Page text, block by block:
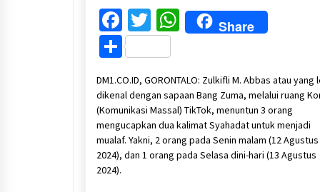
Facebook
Twitter
WhatsApp
Share
Share
DM1.CO.ID, GORONTALO: Zulkifli M. Abbas atau yang
dikenal dengan sapaan Bang Zuma, melalui ruang
(Komunikasi Massal) TikTok, menuntun 3 orang
mengucapkan dua kalimat Syahadat untuk menjadi
mualaf. Yakni, 2 orang pada Senin malam (12 Agustus
2024), dan 1 orang pada Selasa dini-hari (13 Agustus
2024).